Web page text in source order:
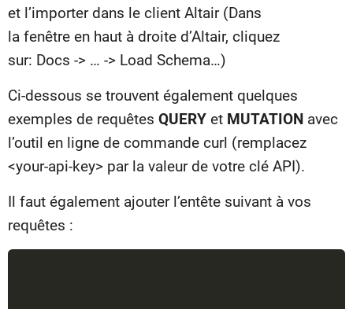
et l’importer dans le client Altair (Dans
la fenêtre en haut à droite d’Altair, cliquez
sur: Docs -> … -> Load Schema…)
Ci-dessous se trouvent également quelques
exemples de requêtes QUERY et MUTATION avec
l’outil en ligne de commande curl (remplacez
<your-api-key> par la valeur de votre clé API).
Il faut également ajouter l’entête suivant à vos
requêtes :